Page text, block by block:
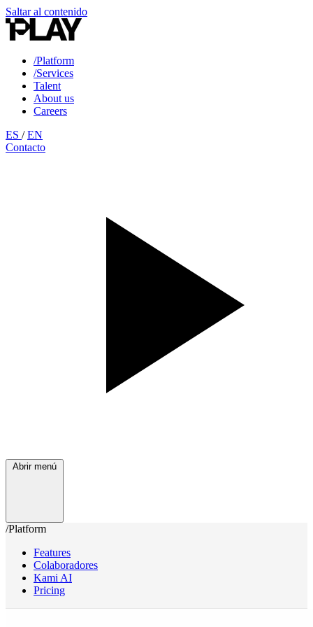
Saltar al contenido
/Platform
/Services
Talent
About us
Careers
ES /EN
Contacto
Abrir menú
/Platform
Features
Colaboradores
Kami AI
Pricing